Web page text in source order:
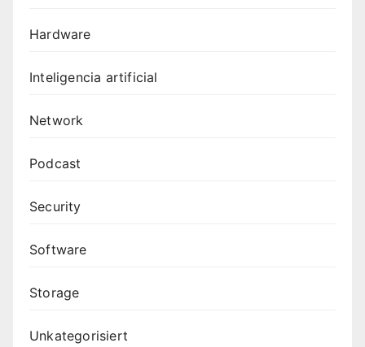
Hardware
Inteligencia artificial
Network
Podcast
Security
Software
Storage
Unkategorisiert